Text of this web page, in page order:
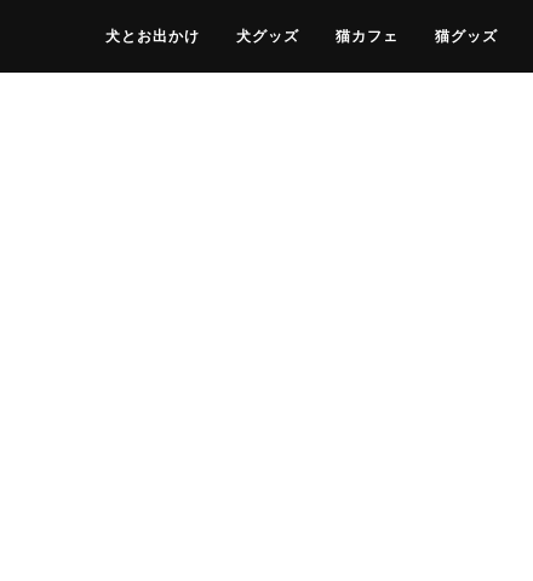
犬とお出かけ 犬グッズ 猫カフェ 猫グッズ